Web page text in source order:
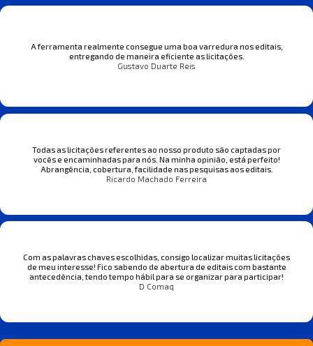
A ferramenta realmente consegue uma boa varredura nos editais,
entregando de maneira eficiente as licitações.
Gustavo Duarte Reis
Todas as licitações referentes ao nosso produto são captadas por
vocês e encaminhadas para nós. Na minha opinião, está perfeito!
Abrangência, cobertura, facilidade nas pesquisas aos editais.
Ricardo Machado Ferreira
Com as palavras chaves escolhidas, consigo localizar muitas licitações
de meu interesse! Fico sabendo de abertura de editais com bastante
antecedência, tendo tempo hábil para se organizar para participar!
D Comaq